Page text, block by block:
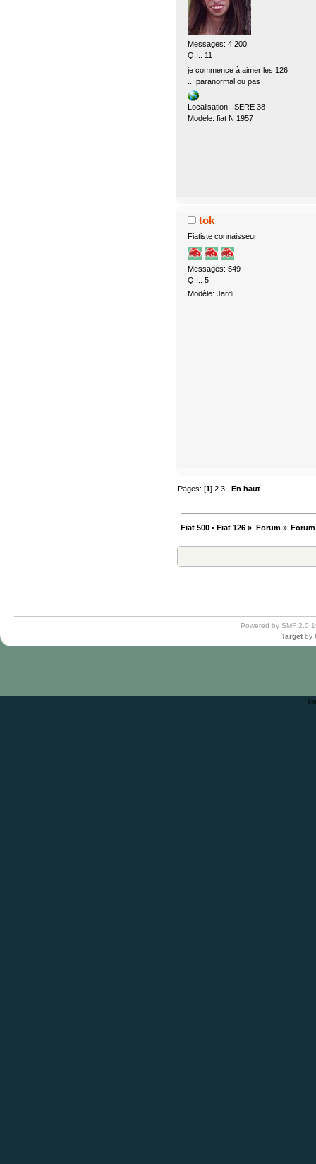
Messages: 4.200
Q.I.: 11
je commence à aimer les 126
....paranormal ou pas
Localisation: ISERE 38
Modèle: fiat N 1957
tok
Fiatiste connaisseur
Messages: 549
Q.I.: 5
Modèle: Jardi
Pages: [1]2 3 En haut
Fiat 500 • Fiat 126 » Forum»
Powered by SMF
Target by